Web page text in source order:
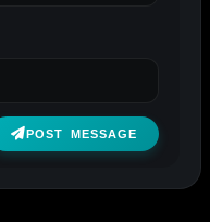
POST MESSAGE